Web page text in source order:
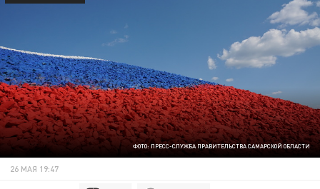
ФОТО: ПРЕСС-СЛУЖБА ПРАВИТЕЛЬСТВА САМАРСКОЙ ОБЛАСТИ
26 МАЯ 19:47